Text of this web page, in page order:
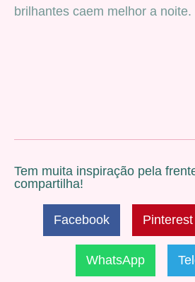
brilhantes caem melhor a noite.
Tem muita inspiração pela
compartilha!
Facebook Pinterest
WhatsApp